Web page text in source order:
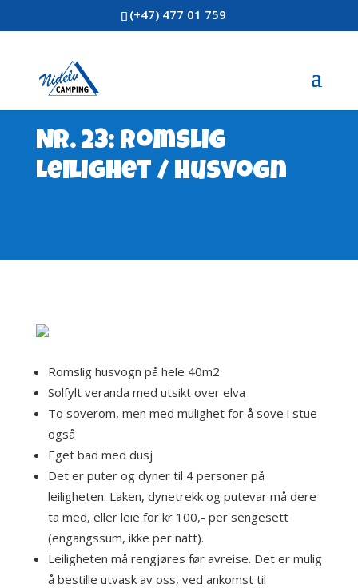
(+47) 477 01 759
Nr. 23: Romslig
Leilighet / Husvogn
Romslig husvogn på hele 40m2
Solfylt veranda med utsikt over elva
To soverom, men med mulighet for å sove i stue
også
Eget bad med dusj
Det er puter og dyner til 4 personer på
leiligheten. Laken, dynetrekk og putevar må dere
ta med, eller leie for kr 100,- per sengesett
(engangssum, ikke per natt).
Leiligheten må rengjøres før avreise. Det er mulig
å bestille utvask av oss, ved ankomst til